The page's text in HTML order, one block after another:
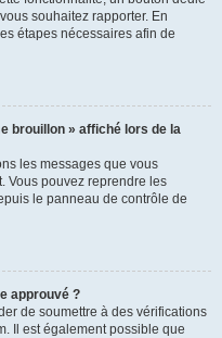
souhaitez rapporter. En
étapes nécessaires afin de
brouillon » affiché lors de la
les messages que vous
Vous pouvez reprendre les
le panneau de contrôle de
approuvé ?
de soumettre à des vérifications
Il est également possible que